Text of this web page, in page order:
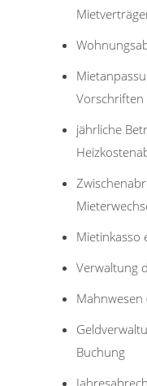
Vorschriften
jährliche
Mietinkasso
Verwaltung
Buchung